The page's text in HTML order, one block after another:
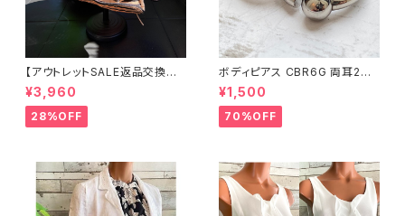
【アウトレットSALE返品交換不
可8/20まで】つば広サマーハッ
ト・通気性・軽量 ワイヤー入りハ
ット ボーダー＆BIGリボン・女優
帽 UV/紫外線対策 レディースハ
¥3,960
28%OFF
ボディピアス CBR6G 両耳2個
セット 1ボール ネジ式 簡単脱着
サージカルステンレス NY直輸
入
¥1,500
70%OFF